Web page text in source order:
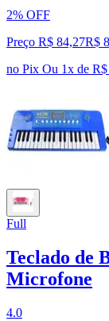
2% OFF
Preço R$ 84,27R$
no Pix Ou 1x de
Full
Teclado de
Microfone
4.0